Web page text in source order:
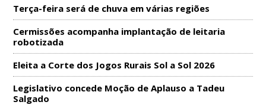
Terça-feira será de chuva em várias regiões
Cermissões acompanha implantação de leitaria
robotizada
Eleita a Corte dos Jogos Rurais Sol a Sol 2026
Legislativo concede Moção de Aplauso a Tadeu
Salgado